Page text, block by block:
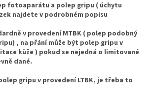
fotoaparátu a polep gripu ( úchytu
najdete v podrobném popisu
v provedení MTBK ( polep podobný
, na přání může být polep gripu v
kůže ) pokud se nejedná o limitované
dané.
gripu v provedení LTBK, je třeba to